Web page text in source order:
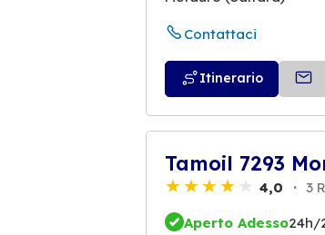
Contattaci
Itinerario
Tamoil 7293
4,0 3
Aperto Adesso24h/